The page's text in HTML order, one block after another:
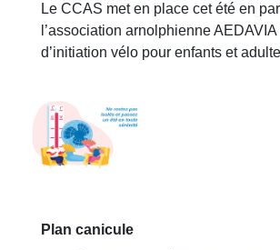
Le CCAS met en place cet été en
l’association arnolphienne
d’initiation vélo pour enfants et
Plan canicule